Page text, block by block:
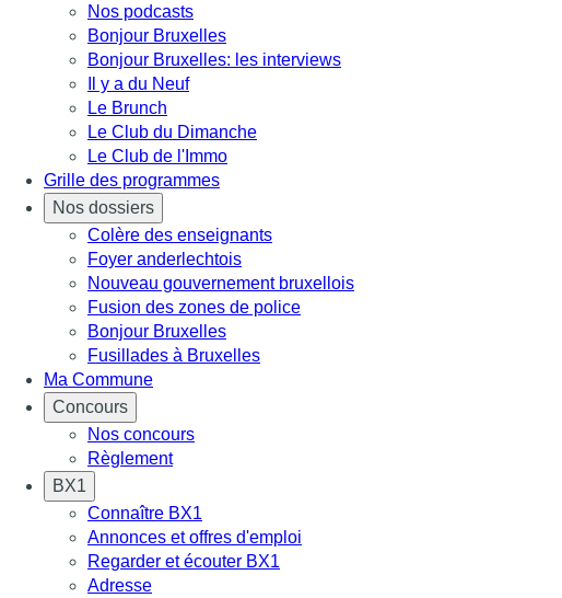
Nos podcasts
Bonjour Bruxelles
Bonjour Bruxelles: les interviews
Il y a du Neuf
Le Brunch
Le Club du Dimanche
Le Club de l'Immo
Grille des programmes
Nos dossiers
Colère des enseignants
Foyer anderlechtois
Nouveau gouvernement bruxellois
Fusion des zones de police
Bonjour Bruxelles
Fusillades à Bruxelles
Ma Commune
Concours
Nos concours
Règlement
BX1
Connaître BX1
Annonces et offres d'emploi
Regarder et écouter BX1
Adresse